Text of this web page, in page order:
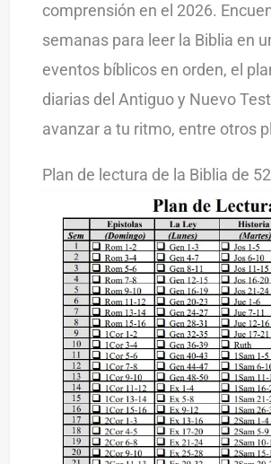
comprensión en el 2026.
semanas para leer la Biblia en
eventos bíblicos en orden, el
diarias del Antiguo y Nuevo
avanzar a tu ritmo, entre otros
Plan de lectura de la Biblia de